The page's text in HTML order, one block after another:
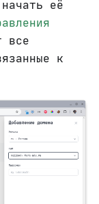
её
все
к